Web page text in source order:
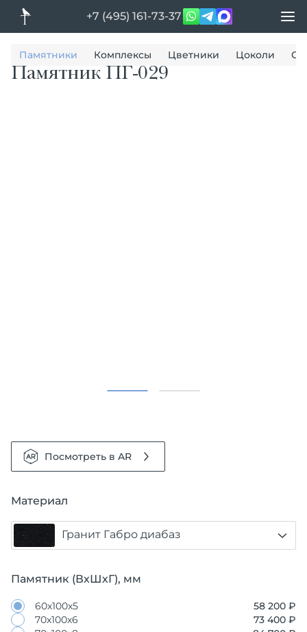
+7 (495) 161-73-37
Памятники Комплексы Цветники Цоколи
Памятник ПГ-029
Посмотреть в AR
Материал
Гранит Габро диабаз
Памятник (ВхШхГ), мм
60х100х5
58 200 ₽
70х100х6
73 400 ₽